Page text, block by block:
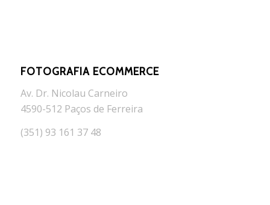
FOTOGRAFIA ECOMMERCE
Av. Dr. Nicolau Carneiro
4590-512 Paços de Ferreira
(351) 93 161 37 48